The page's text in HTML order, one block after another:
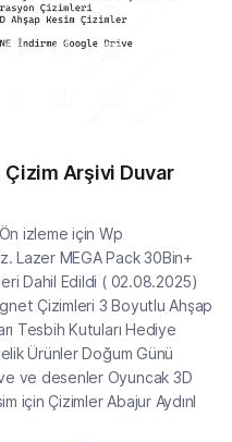
Arşivi Duvar
izleme için Wp
Lazer MEGA Pack 30Bin+
Dahil Edildi ( 02.08.2025)
Çizimleri 3 Boyutlu Ahşap
Tesbih Kutuları Hediye
Ürünler Doğum Günü
ve desenler Oyuncak 3D
için Çizimler Abajur Aydınl